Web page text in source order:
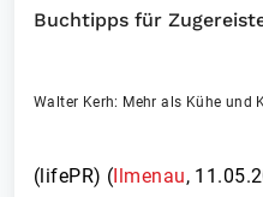
Buchtipps für
Walter Kerh: Mehr als Kühe und
(lifePR) (Ilmenau,